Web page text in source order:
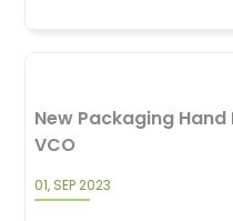
New Packaging
VCO
01, SEP 2023